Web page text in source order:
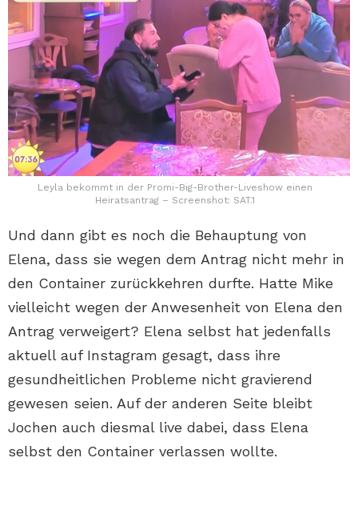
Leyla bekommt in der Promi-Big-Brother-Liveshow einen
Heiratsantrag – Screenshot: SAT.1
Und dann gibt es noch die Behauptung von
Elena, dass sie wegen dem Antrag nicht mehr in
den Container zurückkehren durfte. Hatte Mike
vielleicht wegen der Anwesenheit von Elena den
Antrag verweigert? Elena selbst hat jedenfalls
aktuell auf Instagram gesagt, dass ihre
gesundheitlichen Probleme nicht gravierend
gewesen seien. Auf der anderen Seite bleibt
Jochen auch diesmal live dabei, dass Elena
selbst den Container verlassen wollte.